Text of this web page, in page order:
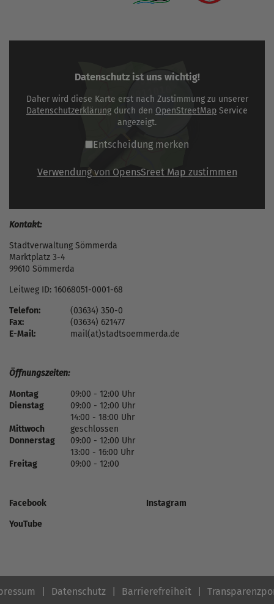
Datenschutz ist uns wichtig!
Daher wird diese Karte erst nach Zustimmung zu unserer
Datenschutzerklärung durch den OpenStreetMap Service
angezeigt.
Entscheidung merken
Verwendung von OpensSreet Map zustimmen
Kontakt:
Stadtverwaltung Sömmerda
Marktplatz 3-4
99610 Sömmerda
Leitweg ID: 16068051-0001-68
Telefon:
(03634) 350-0
Fax:
(03634) 621477
E-Mail:
mail(at)stadtsoemmerda.de
Öffnungszeiten:
Montag
09:00 - 12:00 Uhr
Dienstag
09:00 - 12:00 Uhr
14:00 - 18:00 Uhr
Mittwoch
geschlossen
Donnerstag
09:00 - 12:00 Uhr
13:00 - 16:00 Uhr
Freitag
09:00 - 12:00
Facebook
Instagram
YouTube
Datenschutz Barrierefreiheit